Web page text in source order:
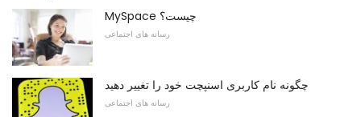
MySpace چیست؟
رسانه های اجتماعی
چگونه نام کاربری اسنپچت خود را تغییر دهید
رسانه های اجتماعی